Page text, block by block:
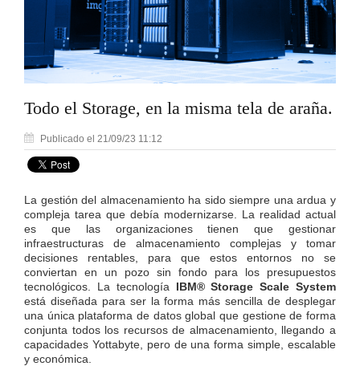
Todo el Storage, en la misma tela de araña.
Publicado el 21/09/23 11:12
La gestión del almacenamiento ha sido siempre una ardua y
compleja tarea que debía modernizarse. La realidad actual
es que las organizaciones tienen que gestionar
infraestructuras de almacenamiento complejas y tomar
decisiones rentables, para que estos entornos no se
conviertan en un pozo sin fondo para los presupuestos
tecnológicos. La tecnología IBM® Storage Scale System
está diseñada para ser la forma más sencilla de desplegar
una única plataforma de datos global que gestione de forma
conjunta todos los recursos de almacenamiento, llegando a
capacidades Yottabyte, pero de una forma simple, escalable
y económica.